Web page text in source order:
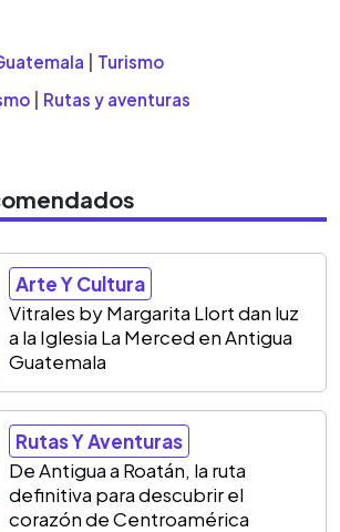
Turismo
Rutas y aventuras
Arte Y Cultura
Vitrales by Margarita Llort dan luz
a la Iglesia La Merced en Antigua
Guatemala
Rutas Y Aventuras
De Antigua a Roatán, la ruta
definitiva para descubrir el
corazón de Centroamérica